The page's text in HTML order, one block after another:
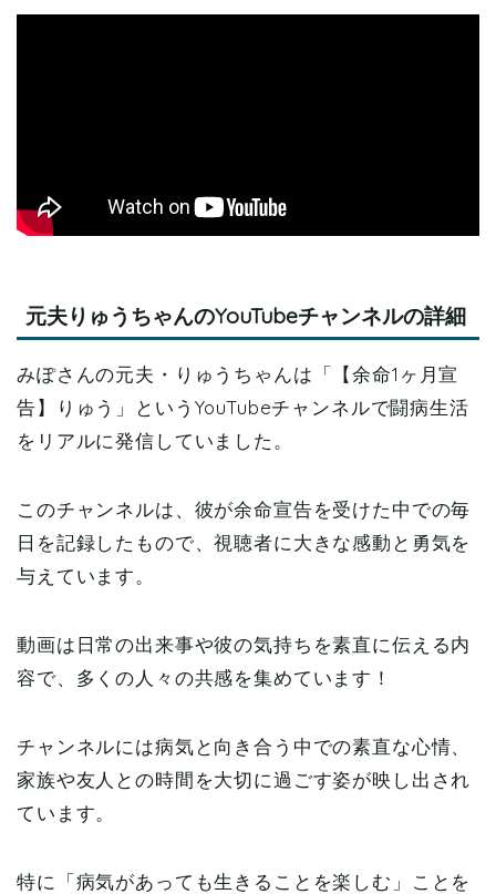
元夫りゅうちゃんのYouTubeチャンネルの詳細
みぽさんの元夫・りゅうちゃんは「【余命1ヶ月宣
告】りゅう」というYouTubeチャンネルで闘病生活
をリアルに発信していました。
このチャンネルは、彼が余命宣告を受けた中での毎
日を記録したもので、視聴者に大きな感動と勇気を
与えています。
動画は日常の出来事や彼の気持ちを素直に伝える内
容で、多くの人々の共感を集めています！
チャンネルには病気と向き合う中での素直な心情、
家族や友人との時間を大切に過ごす姿が映し出され
ています。
特に「病気があっても生きることを楽しむ」ことを